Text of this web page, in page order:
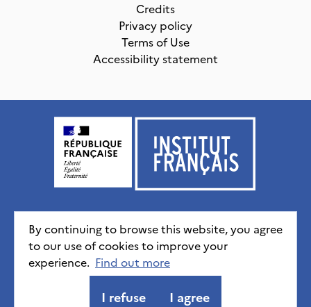
By continuing to browse this website, you agree
to our use of cookies to improve your
experience. Find out more
I refuse I agree
Credits
Privacy policy
Terms of Use
Accessibility statement
Institut français, tous droits réservés 2026
Credits Privacy policy CGU